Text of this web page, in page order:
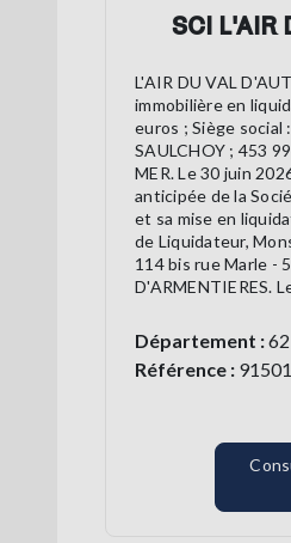
SCI L'AIR
L'AIR DU VAL
immobilière en
euros ; Siège social
SAULCHOY ; 453
MER. Le 30 juin
anticipée de la
et sa mise en
de Liquidateur,
114 bis rue Marle -
D'ARMENTIERES.
Département :
Référence :